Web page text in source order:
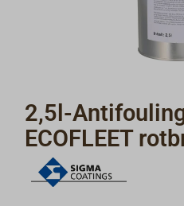
2,5l-
ECOFLEET